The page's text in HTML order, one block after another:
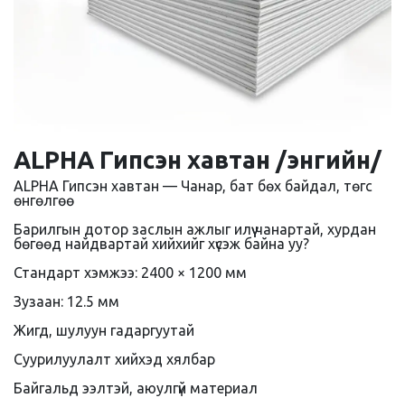
ALPHA Гипсэн хавтан /энгийн/
ALPHA Гипсэн хавтан — Чанар, бат бөх байдал, төгс
өнгөлгөө
Барилгын дотор заслын ажлыг илүү чанартай, хурдан
бөгөөд найдвартай хийхийг хүсэж байна уу?
Стандарт хэмжээ: 2400 × 1200 мм
Зузаан: 12.5 мм
Жигд, шулуун гадаргуутай
Суурилуулалт хийхэд хялбар
Байгальд ээлтэй, аюулгүй материал